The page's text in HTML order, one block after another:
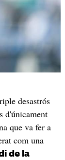
desastrós
d'únicament
que va fer a
com una
de la